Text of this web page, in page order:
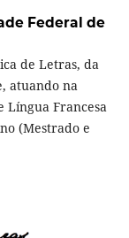
Federal de
de Letras, da
atuando na
Língua Francesa
(Mestrado e